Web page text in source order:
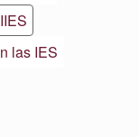
las IES